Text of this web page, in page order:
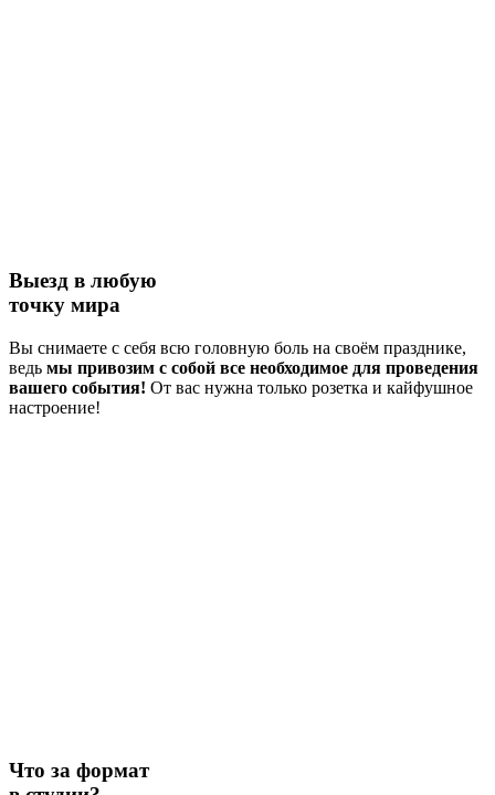
Выезд в любую
точку мира
Вы снимаете с себя всю головную боль на своём празднике,
ведь мы привозим с собой все необходимое для проведения
вашего события! От вас нужна только розетка и кайфушное
настроение!
Что за формат